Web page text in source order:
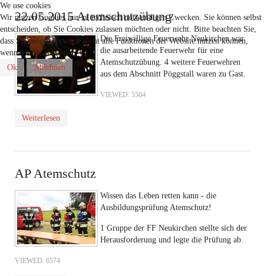
22.05.2015 Atemschutzübung
Die Freiwillige Feuerwehr Neukirchen war
die ausarbeitende Feuerwehr für eine
Atemschutzübung. 4 weitere Feuerwehren
aus dem Abschnitt Pöggstall waren zu Gast.
VIEWED: 5504
Weiterlesen
AP Atemschutz
Wissen das Leben retten kann - die
Ausbildungsprüfung Atemschutz!
1 Gruppe der FF Neukirchen stellte sich der
Herausforderung und legte die Prüfung ab.
VIEWED: 6574
We use cookies
Wir nutzen Cookies nur zu technisch notwendigen Zwecken. Sie können selbst
entscheiden, ob Sie Cookies zulassen möchten oder nicht. Bitte beachten Sie,
dass Sie möglicherweise nicht alle Funktionen der Website nutzen können,
wenn Sie sie ablehnen.
Ok
Ablehnen